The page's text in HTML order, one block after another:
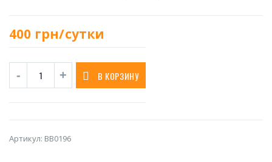
400 грн/сутки
В КОРЗИНУ
Артикул: BB0196